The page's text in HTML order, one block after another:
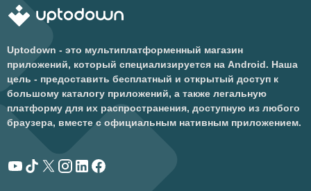
Uptodown - это мультиплатформенный магазин
приложений, который специализируется на Android. Наша
цель - предоставить бесплатный и открытый доступ к
большому каталогу приложений, а также легальную
платформу для их распространения, доступную из любого
браузера, вместе с официальным нативным приложением.